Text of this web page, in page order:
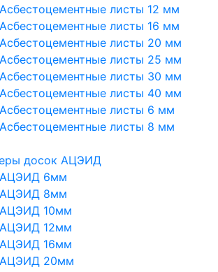
Асбестоцементные листы 12 мм
Асбестоцементные листы 16 мм
Асбестоцементные листы 20 мм
Асбестоцементные листы 25 мм
Асбестоцементные листы 30 мм
Асбестоцементные листы 40 мм
Асбестоцементные листы 6 мм
Асбестоцементные листы 8 мм
досок АЦЭИД
АЦЭИД 6мм
АЦЭИД 8мм
АЦЭИД 10мм
АЦЭИД 12мм
АЦЭИД 16мм
АЦЭИД 20мм